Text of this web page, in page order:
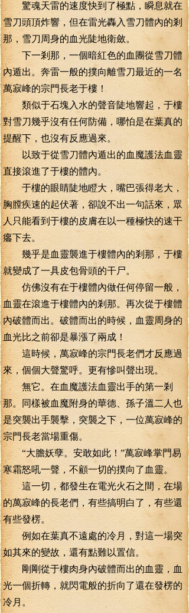
驚魂天雷的速度快到了極點，瞬息就在
雪刀頭頂炸響，但在雷光轟入雪刀體內的剎
那，雪刀周身的血光陡地衛斂。
下一剎那，一個暗紅色的血團從雪刀體
內遁出。奔雷一般的撲向離雪刀最近的一名
萬寂峰的宗門長老于樓！
類似于石塊入水的聲音陡地響起，于樓
對雪刀幾乎沒有任何防備，哪怕是在葉真的
提醒下，也沒有反應過來。
以致于從雪刀體內遁出的血魔護法血靈
直接滾進了于樓的體內。
于樓的眼睛陡地瞪大，嘴巴張得老大，
胸膛疾速的起伏著，卻說不出一句話來，眾
人只能看到于樓的皮膚在以一種極快的速干
癟下去。
幾乎是血靈襲進于樓體內的剎那，于樓
就變成了一具皮包骨頭的干尸。
仿佛沒有在于樓體內做任何停留一般，
血靈在滾進于樓體內的剎那。再次從于樓體
內破體而出。破體而出的時候，血靈周身的
血光比之前卻是暴漲了兩成！
這時候，萬寂峰的宗門長老們才反應過
來，個個大聲驚呼。更有慘叫聲出現。
無它。在血魔護法血靈出手的第一剎
那。同樣被血魔附身的華德、孫子溫二人也
是突襲出手襲擊，突襲之下，一位萬寂峰的
宗門長老當場重傷。
“大膽妖孽。安敢如此！”萬寂峰掌門易
寒霜怒吼一聲，不顧一切的撲向了血靈。
這一切，都發生在電光火石之間，在場
的萬寂峰的長老們，有些搞明白了，有些還
有些發楞。
例如在葉真不遠處的冷月，對這一場突
如其來的變故，還有點難以置信。
剛剛從于樓肉身內破體而出的血靈，血
光一個折轉，就閃電般的折向了還在發楞的
冷月。